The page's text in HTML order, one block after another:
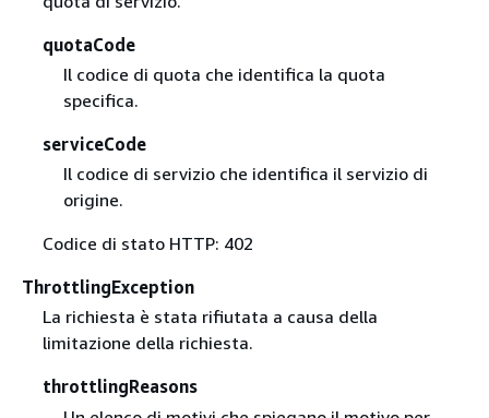
quotaCode
Il codice di quota che identifica la quota
specifica.
serviceCode
Il codice di servizio che identifica il servizio di
origine.
Codice di stato HTTP: 402
ThrottlingException
La richiesta è stata rifiutata a causa della
limitazione della richiesta.
throttlingReasons